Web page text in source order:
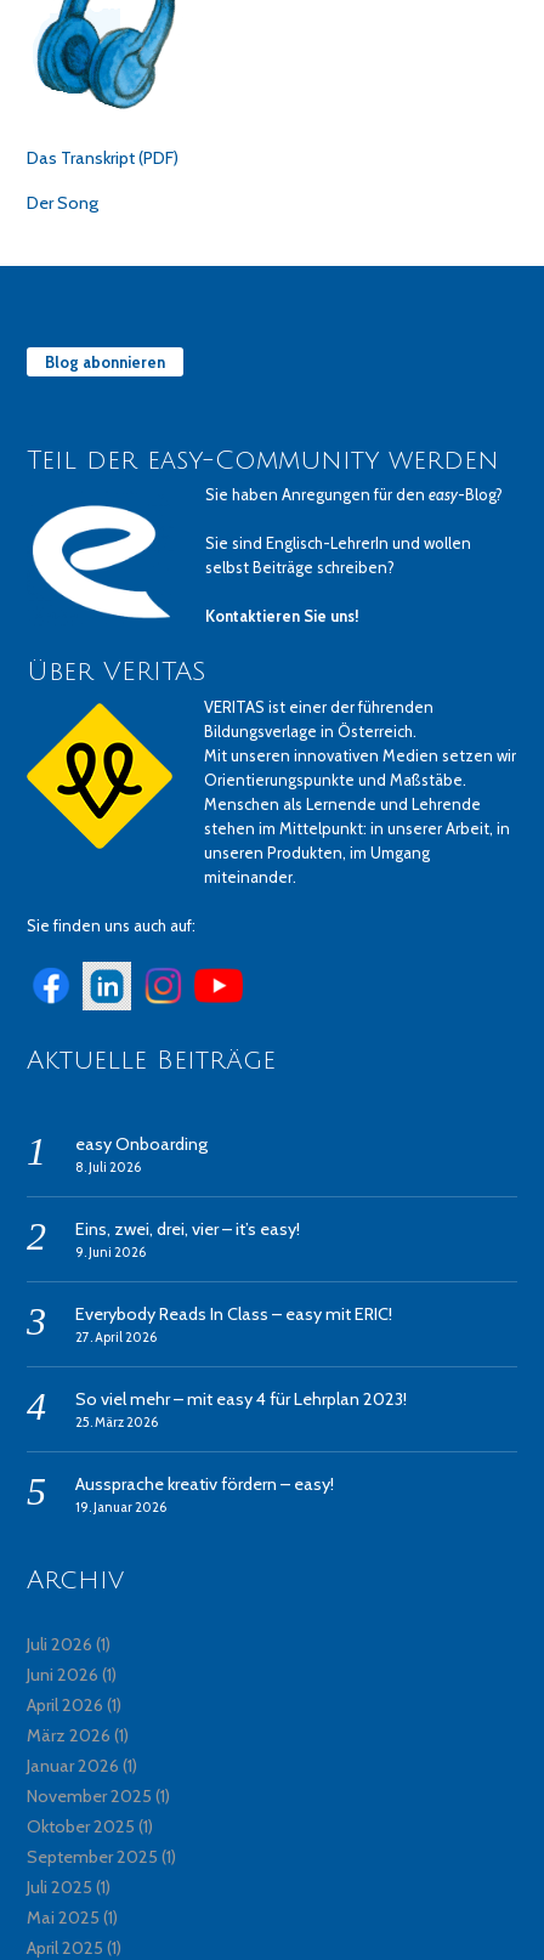
Das Transkript (PDF)
Der Song
Blog abonnieren
Teil der easy-Community werden
Sie haben Anregungen für deneasy-Blog?
Sie sind Englisch-LehrerIn und wollen
selbst Beiträge schreiben?
Kontaktieren Sie uns!
Über VERITAS
VERITAS ist einer der führenden
Bildungsverlage in Österreich.
Mit unseren innovativen Medien setzen wir
Orientierungspunkte und Maßstäbe.
Menschen als Lernende und Lehrende
stehen im Mittelpunkt: in unserer Arbeit, in
unseren Produkten, im Umgang
miteinander.
Sie finden uns auch auf:
Aktuelle Beiträge
easy Onboarding
8. Juli 2026
Eins, zwei, drei, vier – it’s easy!
9. Juni 2026
Everybody Reads In Class – easy mit ERIC!
27. April 2026
So viel mehr – mit easy 4 für Lehrplan 2023!
25. März 2026
Aussprache kreativ fördern – easy!
19. Januar 2026
Archiv
Juli 2026 (1)
Juni 2026 (1)
April 2026 (1)
März 2026 (1)
Januar 2026 (1)
November 2025 (1)
Oktober 2025 (1)
September 2025 (1)
Juli 2025 (1)
Mai 2025 (1)
April 2025 (1)